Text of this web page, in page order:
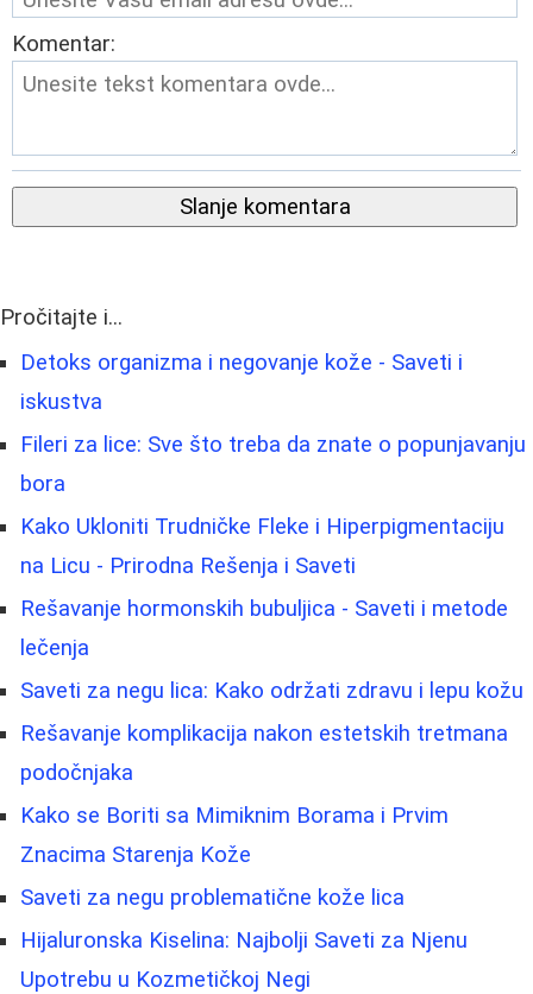
Komentar:
Slanje komentara
Pročitajte i...
Detoks organizma i negovanje kože - Saveti i
iskustva
Fileri za lice: Sve što treba da znate o popunjavanju
bora
Kako Ukloniti Trudničke Fleke i Hiperpigmentaciju
na Licu - Prirodna Rešenja i Saveti
Rešavanje hormonskih bubuljica - Saveti i metode
lečenja
Saveti za negu lica: Kako održati zdravu i lepu kožu
Rešavanje komplikacija nakon estetskih tretmana
podočnjaka
Kako se Boriti sa Mimiknim Borama i Prvim
Znacima Starenja Kože
Saveti za negu problematične kože lica
Hijaluronska Kiselina: Najbolji Saveti za Njenu
Upotrebu u Kozmetičkoj Negi